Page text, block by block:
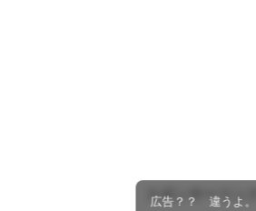
スポンサーリンク
広告？？ 違うよ。